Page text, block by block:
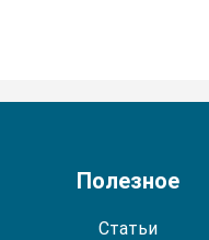
Полезное
Статьи